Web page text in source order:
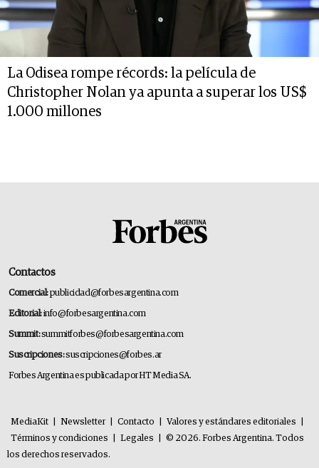
La Odisea rompe récords: la película de
Christopher Nolan ya apunta a superar los US$
1.000 millones
Contactos
Comercial:publicidad@forbesargentina.com
Editorial:info@forbesargentina.com
Summit:summitforbes@forbesargentina.com
Suscripciones:suscripciones@forbes.ar
Forbes Argentina es publicada por HT Media SA.
MediaKit Newsletter Contacto Valores y estándares editoriales
Términos y condiciones
Legales
© 2026. Forbes Argentina. Todos
los derechos reservados.